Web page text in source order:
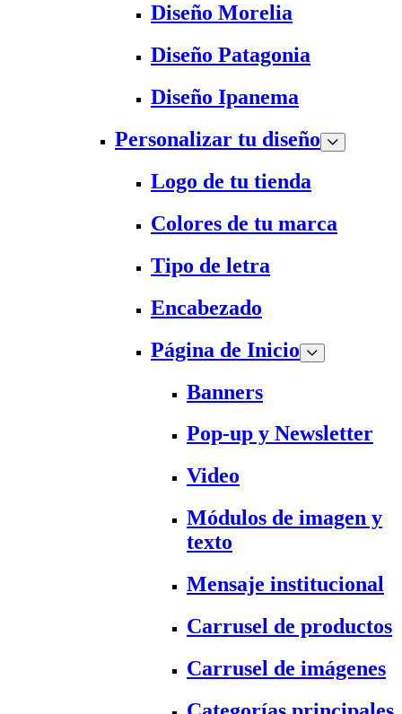
Diseño Morelia
Diseño Patagonia
Diseño Ipanema
Personalizar tu diseño
Logo de tu tienda
Colores de tu marca
Tipo de letra
Encabezado
Página de Inicio
Banners
Pop-up y Newsletter
Video
Módulos de imagen y
texto
Mensaje institucional
Carrusel de productos
Carrusel de imágenes